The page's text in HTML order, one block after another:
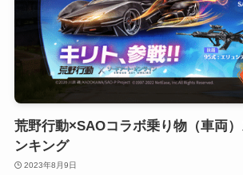
荒野行動×SAOコラボ乗り物（車両
ンキング
2023年8月9日